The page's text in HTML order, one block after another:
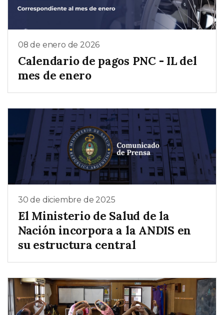
08 de enero de 2026
Calendario de pagos PNC - IL del
mes de enero
30 de diciembre de 2025
El Ministerio de Salud de la
Nación incorpora a la ANDIS en
su estructura central